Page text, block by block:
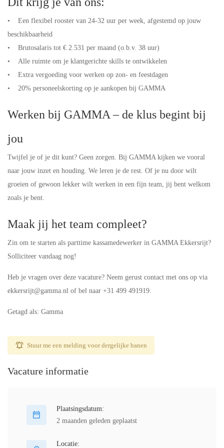
• Een flexibel rooster van 24-32 uur per week, afgestemd op jouw
beschikbaarheid
• Brutosalaris tot € 2.531 per maand (o.b.v. 38 uur)
• Alle ruimte om je klantgerichte skills te ontwikkelen
• Extra vergoeding voor werken op zon- en feestdagen
• 20% personeelskorting op je aankopen bij GAMMA
Werken bij GAMMA – de klus begint bij
jou
Twijfel je of je dit kunt? Geen zorgen. Bij GAMMA kijken we vooral
naar jouw inzet en houding. We leren je de rest. Of je nu door wilt
groeien of gewoon lekker wilt werken in een fijn team, jij bent welkom
zoals je bent.
Maak jij het team compleet?
Zin om te starten als parttime kassamedewerker in GAMMA Ekkersrijt?
Solliciteer vandaag nog!
Heb je vragen over deze vacature? Neem gerust contact met ons op via
ekkersrijt@gamma.nl of bel naar +31 499 491919.
Getagd als: Gamma
Stuur me een melding voor dergelijke banen
Vacature informatie
Plaatsingsdatum:
2 maanden geleden geplaatst
Locatie: